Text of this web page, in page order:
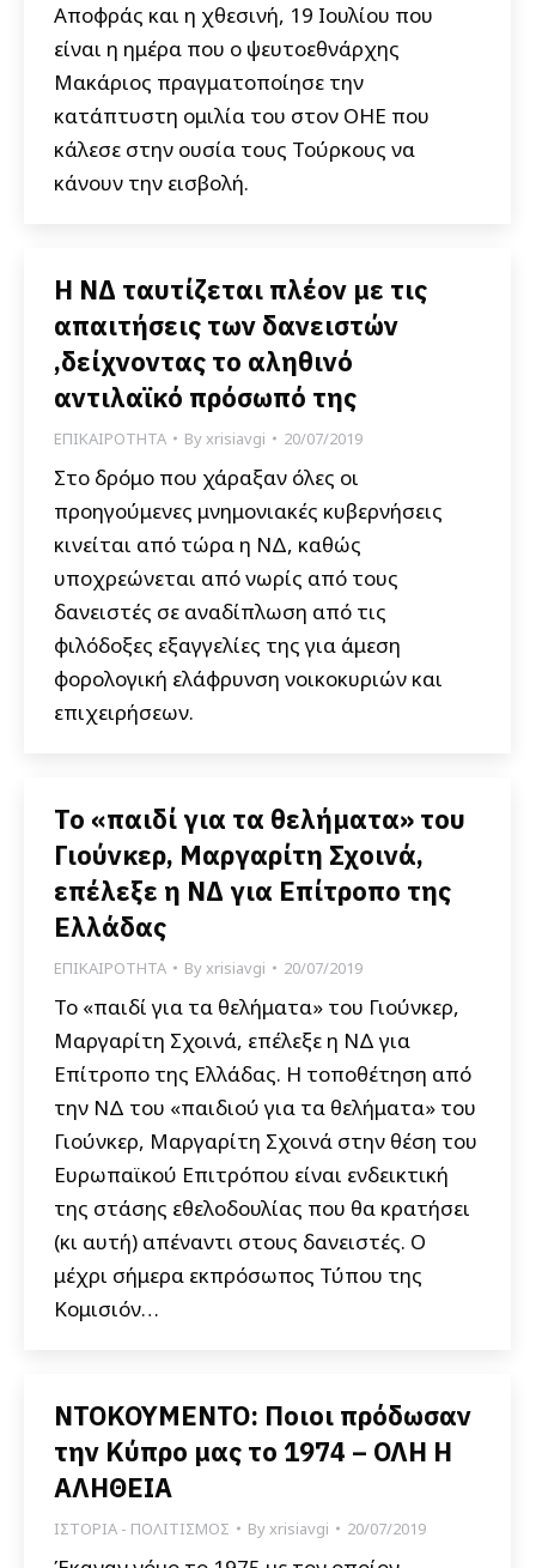
Αποφράς και η χθεσινή, 19 Ιουλίου που
είναι η ημέρα που ο ψευτοεθνάρχης
Μακάριος πραγματοποίησε την
κατάπτυστη ομιλία του στον ΟΗΕ που
κάλεσε στην ουσία τους Τούρκους να
κάνουν την εισβολή.
Η ΝΔ ταυτίζεται πλέον με τις
απαιτήσεις των δανειστών
,δείχνοντας το αληθινό
αντιλαϊκό πρόσωπό της
ΕΠΙΚΑΙΡΟΤΗΤΑ Byxrisiavgi 20/07/2019
Στο δρόμο που χάραξαν όλες οι
προηγούμενες μνημονιακές κυβερνήσεις
κινείται από τώρα η ΝΔ, καθώς
υποχρεώνεται από νωρίς από τους
δανειστές σε αναδίπλωση από τις
φιλόδοξες εξαγγελίες της για άμεση
φορολογική ελάφρυνση νοικοκυριών και
επιχειρήσεων.
Το «παιδί για τα θελήματα» του
Γιούνκερ, Μαργαρίτη Σχοινά,
επέλεξε η ΝΔ για Επίτροπο της
Ελλάδας
ΕΠΙΚΑΙΡΟΤΗΤΑ Byxrisiavgi 20/07/2019
Το «παιδί για τα θελήματα» του Γιούνκερ,
Μαργαρίτη Σχοινά, επέλεξε η ΝΔ για
Επίτροπο της Ελλάδας. Η τοποθέτηση από
την ΝΔ του «παιδιού για τα θελήματα» του
Γιούνκερ, Μαργαρίτη Σχοινά στην θέση του
Ευρωπαϊκού Επιτρόπου είναι ενδεικτική
της στάσης εθελοδουλίας που θα κρατήσει
(κι αυτή) απέναντι στους δανειστές. Ο
μέχρι σήμερα εκπρόσωπος Τύπου της
Κομισιόν…
ΝΤΟΚΟΥΜΕΝΤΟ: Ποιοι πρόδωσαν
την Κύπρο μας το 1974 – ΟΛΗ Η
ΑΛΗΘΕΙΑ
ΙΣΤΟΡΙΑ - ΠΟΛΙΤΙΣΜΟΣ Byxrisiavgi 20/07/2019